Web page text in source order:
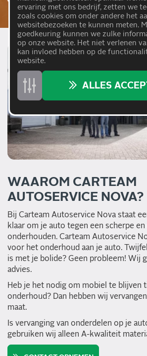
WAAROM CARTEAM
AUTOSERVICE NOVA?
Bij Carteam Autoservice Nova staat
klaar om je auto tegen een scherpe
onderhouden. Carteam Autoservice
voor het onderhoud aan je auto.
is met je bolide? Geen probleem! Wij
advies.
Heb je het nodig om mobiel te blijven
onderhoud? Dan hebben wij
maat.
Is vervanging van onderdelen op je
gebruiken wij alleen A-kwaliteit
ervaring met ons bedrijf, zetten we
zoals cookies om onder andere het
websitebezoeken te kunnen meten.
goedkeuring kunnen we zulke
op onze website. Het niet verlenen
kan invloed hebben op de
website.
ALLES